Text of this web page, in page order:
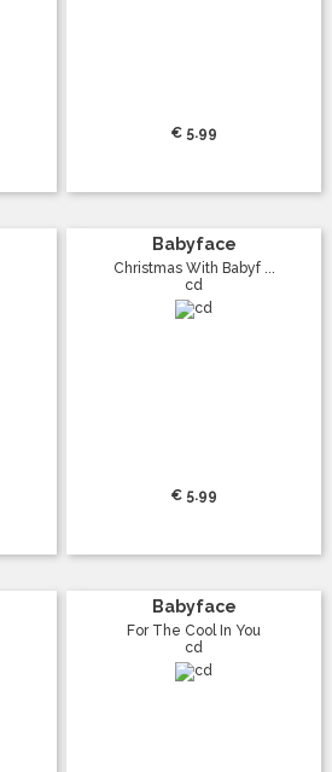
€ 5.99
Babyface
Christmas With Babyf ...
cd
€ 5.99
Babyface
For The Cool In You
cd